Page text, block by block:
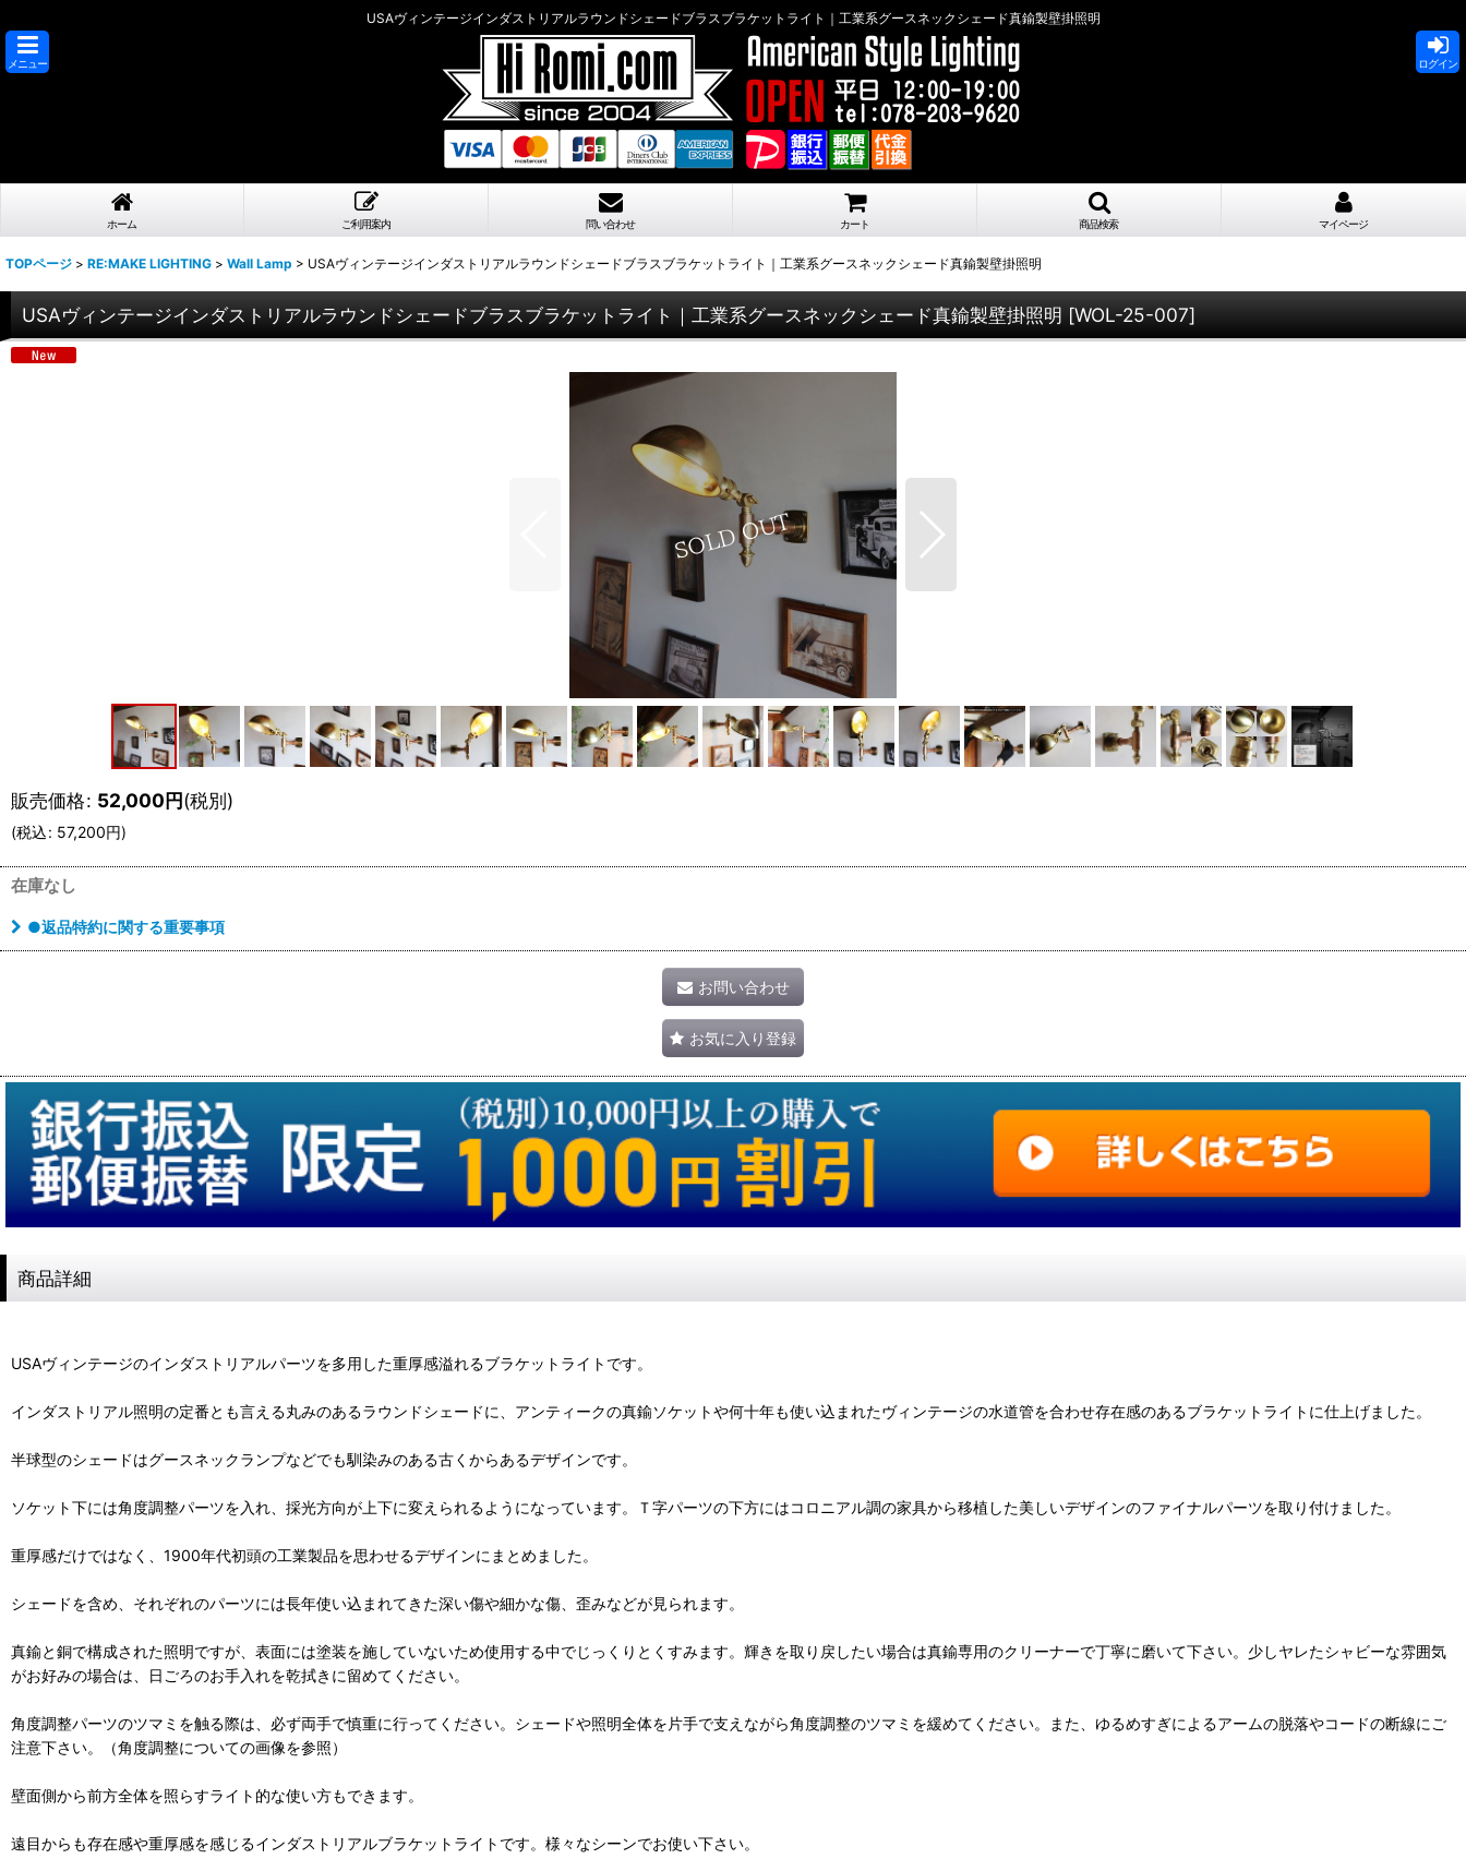
USAヴィンテージインダストリアルラウンドシェードブラスブラケットライト｜工業系グースネックシェード真鍮製壁掛照明
メニュー ログイン
ホーム ご利用案内 問い合わせ カート 商品検索 マイページ
TOPページ > RE:MAKE LIGHTING > Wall Lamp > USAヴィンテージインダストリアルラウンドシェードブラスブラケットライト｜工業系グースネックシェード真鍮製壁掛照明
USAヴィンテージインダストリアルラウンドシェードブラスブラケットライト｜工業系グースネックシェード真鍮製壁掛照明 [WOL-25-007]
販売価格: 52,000円(税別)
(税込: 57,200円)
在庫なし
●返品特約に関する重要事項
お問い合わせ
お気に入り登録
商品詳細
USAヴィンテージのインダストリアルパーツを多用した重厚感溢れるブラケットライトです。
インダストリアル照明の定番とも言える丸みのあるラウンドシェードに、アンティークの真鍮ソケットや何十年も使い込まれたヴィンテージの水道管を合わせ存在感のあるブラケットライトに仕上げました。
半球型のシェードはグースネックランプなどでも馴染みのある古くからあるデザインです。
ソケット下には角度調整パーツを入れ、採光方向が上下に変えられるようになっています。Ｔ字パーツの下方にはコロニアル調の家具から移植した美しいデザインのファイナルパーツを取り付けました。
重厚感だけではなく、1900年代初頭の工業製品を思わせるデザインにまとめました。
シェードを含め、それぞれのパーツには長年使い込まれてきた深い傷や細かな傷、歪みなどが見られます。
真鍮と銅で構成された照明ですが、表面には塗装を施していないため使用する中でじっくりとくすみます。輝きを取り戻したい場合は真鍮専用のクリーナーで丁寧に磨いて下さい。少しヤレたシャビーな雰囲気
がお好みの場合は、日ごろのお手入れを乾拭きに留めてください。
角度調整パーツのツマミを触る際は、必ず両手で慎重に行ってください。シェードや照明全体を片手で支えながら角度調整のツマミを緩めてください。また、ゆるめすぎによるアームの脱落やコードの断線にご
注意下さい。（角度調整についての画像を参照）
壁面側から前方全体を照らすライト的な使い方もできます。
遠目からも存在感や重厚感を感じるインダストリアルブラケットライトです。様々なシーンでお使い下さい。